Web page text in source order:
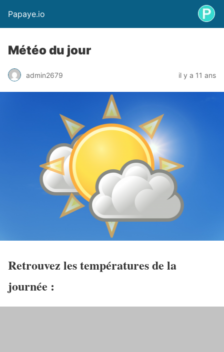
Papaye.io
Météo du jour
admin2679 il y a 11 ans
Retrouvez les températures de la
journée :